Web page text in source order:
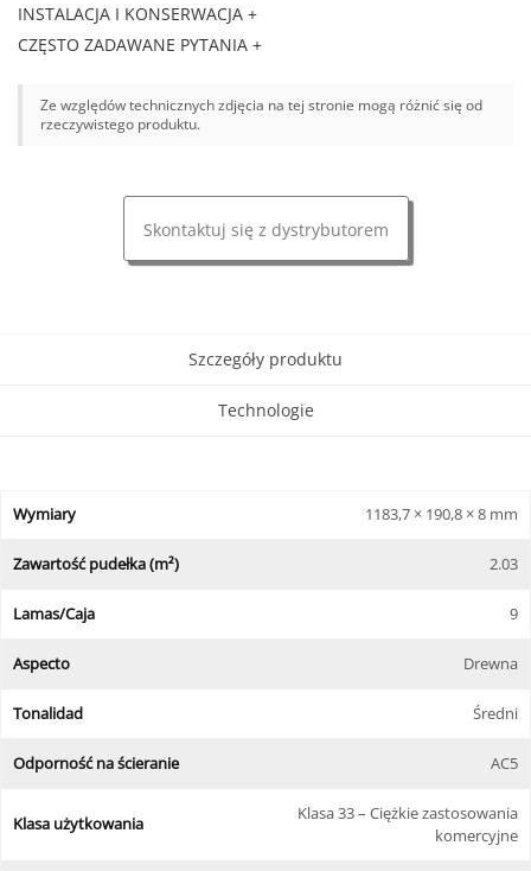
INSTALACJA I KONSERWACJA +
CZĘSTO ZADAWANE PYTANIA +
Ze względów technicznych zdjęcia na tej stronie mogą różnić się od
rzeczywistego produktu.
Skontaktuj się z dystrybutorem
Szczegóły produktu
Technologie
Wymiary 1183,7 × 190,8 × 8 mm
Zawartość pudełka (m²) 2.03
Lamas/Caja 9
Aspecto Drewna
Tonalidad Średni
Odporność na ścieranie AC5
Klasa użytkowania
Klasa 33 – Ciężkie zastosowania
komercyjne